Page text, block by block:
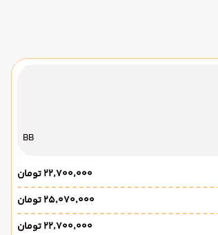
BB
۲۲٬۷۰۰٬۰۰۰ تومان
۲۵٬۰۷۰٬۰۰۰ تومان
۲۲٬۷۰۰٬۰۰۰ تومان